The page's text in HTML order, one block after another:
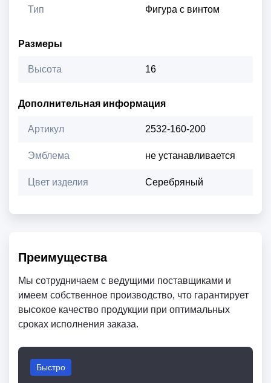
Тип Фигура с винтом
Размеры
Высота 16
Дополнительная информация
Артикул 2532-160-200
Эмблема не устанавливается
Цвет изделия Серебряный
Преимущества
Мы сотрудничаем с ведущими поставщиками и
имеем собственное производство, что гарантирует
высокое качество продукции при оптимальных
сроках исполнения заказа.
Быстро